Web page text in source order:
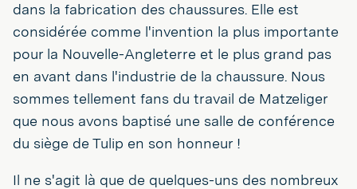
dans la fabrication des chaussures. Elle est
considérée comme l'invention la plus importante
pour la Nouvelle-Angleterre et le plus grand pas
en avant dans l'industrie de la chaussure. Nous
sommes tellement fans du travail de Matzeliger
que nous avons baptisé une salle de conférence
du siège de Tulip en son honneur !
Il ne s'agit là que de quelques-uns des nombreux